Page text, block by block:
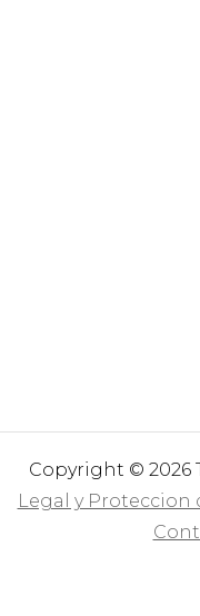
Copyright © 2026
Legal y Proteccion